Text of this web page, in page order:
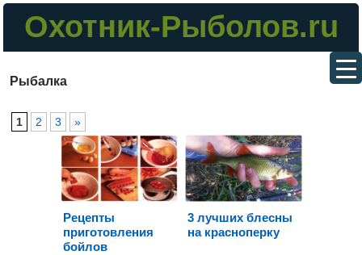
Охотник-Рыболов.ru
Рыбалка
1 2 3 »
Рецепты
приготовления
бойлов
3 лучших блесны
на красноперку